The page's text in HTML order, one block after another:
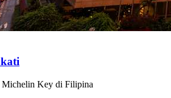
Michelin Key di Filipina